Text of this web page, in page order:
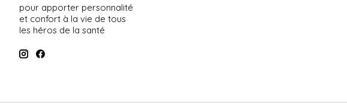
pour apporter personnalité
et confort à la vie de tous
les héros de la santé